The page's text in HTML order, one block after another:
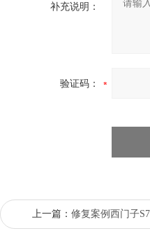
补充说明：
验证码：
上一篇： 修复案例西门子